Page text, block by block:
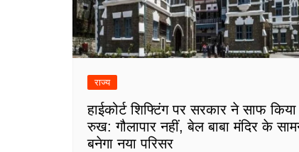
राज्य
हाईकोर्ट शिफ्टिंग पर सरकार ने साफ किया
रुख: गौलापार नहीं, बेल बाबा मंदिर के
बनेगा नया परिसर